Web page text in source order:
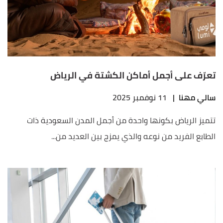
تعرّف على أجمل أماكن الكشتة في الرياض
سالي مهنا | 11 نوفمبر 2025
تتميز الرياض بكونها واحدة من أجمل المدن السعودية ذات
الطابع الفريد من نوعه والذي يمزج بين العديد من...